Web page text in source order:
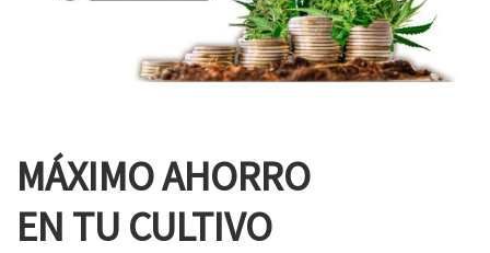
MÁXIMO AHORRO
EN TU CULTIVO